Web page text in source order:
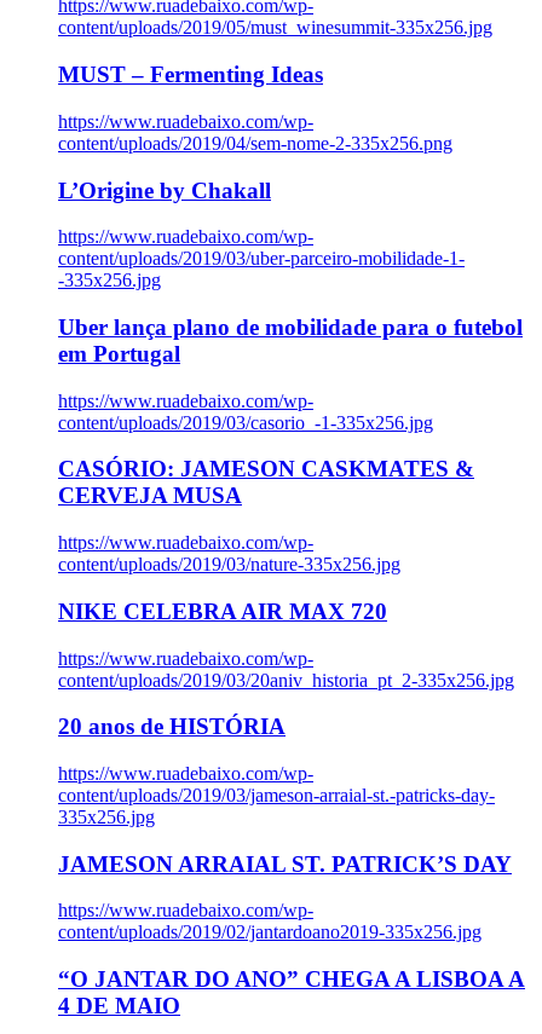
https://www.ruadebaixo.com/wp-
content/uploads/2019/05/must_winesummit-335x256.jpg
MUST – Fermenting Ideas
https://www.ruadebaixo.com/wp-
content/uploads/2019/04/sem-nome-2-335x256.png
L’Origine by Chakall
https://www.ruadebaixo.com/wp-
content/uploads/2019/03/uber-parceiro-mobilidade-1-
-335x256.jpg
Uber lança plano de mobilidade para o futebol
em Portugal
https://www.ruadebaixo.com/wp-
content/uploads/2019/03/casorio_-1-335x256.jpg
CASÓRIO: JAMESON CASKMATES &
CERVEJA MUSA
https://www.ruadebaixo.com/wp-
content/uploads/2019/03/nature-335x256.jpg
NIKE CELEBRA AIR MAX 720
https://www.ruadebaixo.com/wp-
content/uploads/2019/03/20aniv_historia_pt_2-335x256.jpg
20 anos de HISTÓRIA
https://www.ruadebaixo.com/wp-
content/uploads/2019/03/jameson-arraial-st.-patricks-day-
335x256.jpg
JAMESON ARRAIAL ST. PATRICK’S DAY
https://www.ruadebaixo.com/wp-
content/uploads/2019/02/jantardoano2019-335x256.jpg
“O JANTAR DO ANO” CHEGA A LISBOA A
4 DE MAIO